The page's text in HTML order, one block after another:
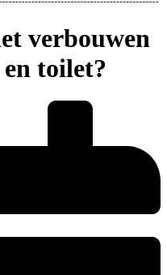
verbouwen
toilet?